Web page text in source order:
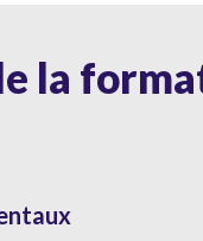
la